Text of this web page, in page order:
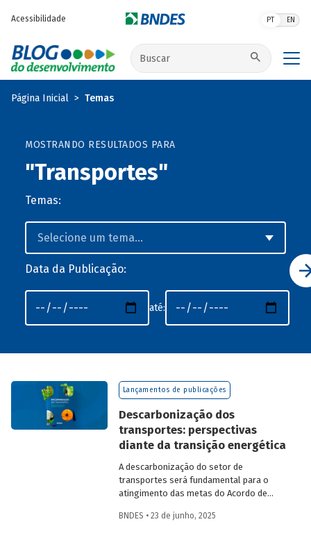
Acessibilidade PT EN
Buscar no site
Página Inicial Temas
MOSTRANDO RESULTADOS PARA
"Transportes"
Temas:
Data da Publicação:
até:
Lançamentos de publicações
Descarbonização dos
transportes: perspectivas
diante da transição energética
A descarbonização do setor de
transportes será fundamental para o
atingimento das metas do Acordo de
Descarbonização dos transportes –
BNDES • 23 de junho, 2025